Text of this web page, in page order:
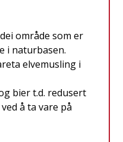
område som er
i naturbasen.
elvemusling i
bier t.d. redusert
å ta vare på